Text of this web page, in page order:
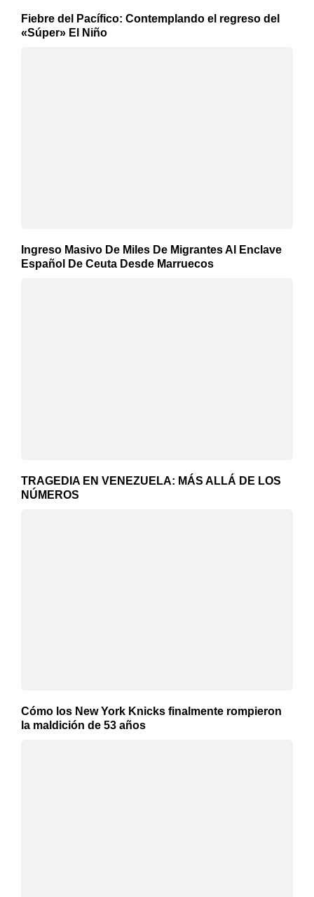
Fiebre del Pacífico: Contemplando el regreso del
«Súper» El Niño
Ingreso Masivo De Miles De Migrantes Al Enclave
Español De Ceuta Desde Marruecos
TRAGEDIA EN VENEZUELA: MÁS ALLÁ DE LOS
NÚMEROS
Cómo los New York Knicks finalmente rompieron
la maldición de 53 años